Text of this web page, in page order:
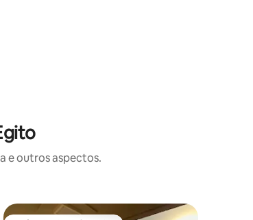
e outros aspectos.